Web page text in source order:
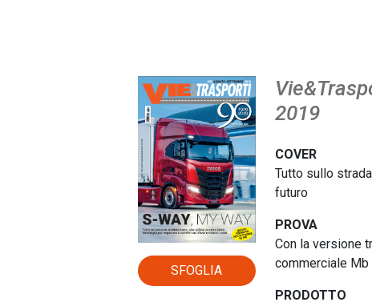
SFOGLIA
2019
COVER
Tutto sullo
futuro
PROVA
Con la versione
commerciale Mb
PRODOTTO